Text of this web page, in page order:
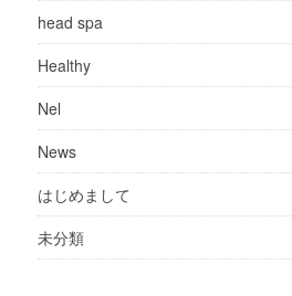
head spa
Healthy
Nel
News
はじめまして
未分類